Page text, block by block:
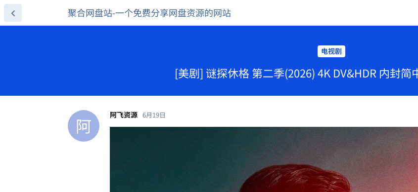
聚合网盘站-一个免费分享网盘资源的网站
电视剧
[美剧] 谜探休格 第二季(2026) 4K DV&HDR 内封简
阿 阿飞资源 6月19日